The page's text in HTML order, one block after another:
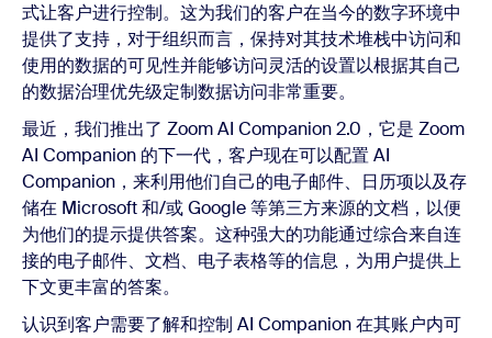
式让客户进行控制。这为我们的客户在当今的数字环境中
提供了支持，对于组织而言，保持对其技术堆栈中访问和
使用的数据的可见性并能够访问灵活的设置以根据其自己
的数据治理优先级定制数据访问非常重要。
最近，我们推出了 Zoom AI Companion 2.0，它是 Zoom
AI Companion 的下一代，客户现在可以配置 AI
Companion，来利用他们自己的电子邮件、日历项以及存
储在 Microsoft 和/或 Google 等第三方来源的文档，以便
为他们的提示提供答案。这种强大的功能通过综合来自连
接的电子邮件、文档、电子表格等的信息，为用户提供上
下文更丰富的答案。
认识到客户需要了解和控制 AI Companion 在其账户内可